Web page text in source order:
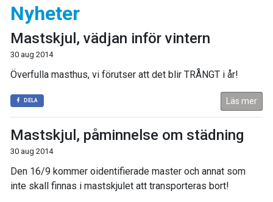
Nyheter
Mastskjul, vädjan inför vintern
30 aug 2014
Överfulla masthus, vi förutser att det blir TRÅNGT i år!
DELA Läs mer
Mastskjul, påminnelse om städning
30 aug 2014
Den 16/9 kommer oidentifierade master och annat som
inte skall finnas i mastskjulet att transporteras bort!